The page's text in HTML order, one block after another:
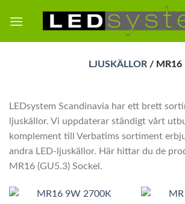
LJUSKÄLLOR /MR16
LEDsystem Scandinavia har ett brett
ljuskällor. Vi uppdaterar ständigt vårt
komplement till Verbatims sortiment
andra LED-ljuskällor. Här hittar du de
MR16 (GU5.3) Sockel.